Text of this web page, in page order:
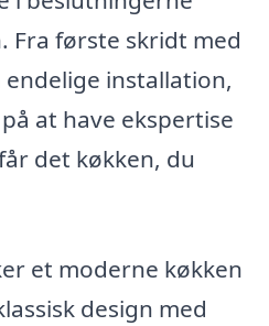
Fra første skridt med
installation,
at have ekspertise
det køkken, du
et moderne køkken
design med